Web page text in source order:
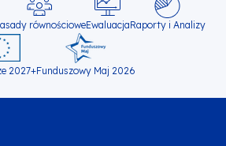
równościoweEwaluacjaRaporty i Analizy
2027+Funduszowy Maj 2026